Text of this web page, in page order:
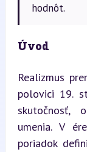
hodnôt.
Úvod
Realizmus
polovici 19.
skutočnosť,
umenia. V
poriadok